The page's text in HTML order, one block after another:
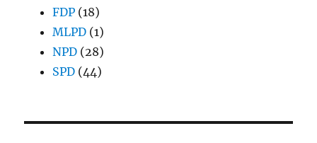
FDP (18)
MLPD (1)
NPD (28)
SPD (44)